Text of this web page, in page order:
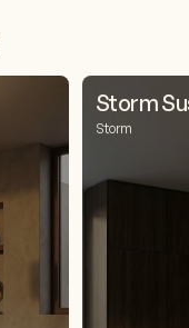
Storm
Storm